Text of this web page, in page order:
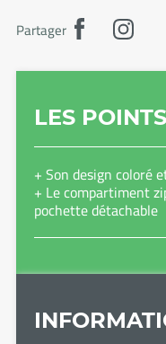
LES
+ Son design coloré
+ Le compartiment
pochette détachable
Partager